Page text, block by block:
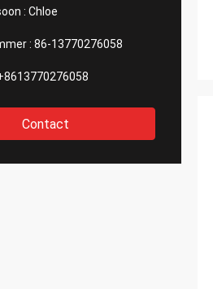
: Chloe
: 86-13770276058
Contact